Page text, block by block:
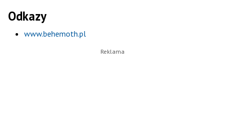
Odkazy
www.behemoth.pl